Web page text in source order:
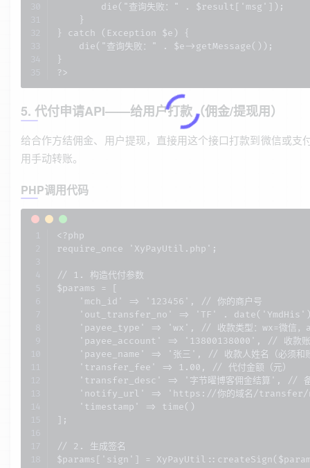
        die("查询失败：" . $result['msg']);
    }
} catch (Exception $e) {
    die("查询失败：" . $e->getMessage());
}
?>
5. 代付申请API——给用户打款（佣金/提现用）
给合作方结佣金、用户提现，直接用这个接口打款到微信或支
用手动转账。
PHP调用代码
<?php
require_once 'XyPayUtil.php';
// 1. 构造代付参数
$params = [
    'mch_id' => '123456', // 你的商户号
'out_transfer_no' => 'TF' .
'payee_type' => 'wx', // 收款类型：wx=微信，
'payee_account' => '13800138000', // 收款账
'payee_name' => '张三', // 收款人姓名（必须和账
    'transfer_fee' => 1.00, // 代付金额（元）
'transfer_desc' => '字节曜博客佣金结算', // 备
'notify_url' => 'https://你的域名/transfer/
    'timestamp' => time()
];
// 2. 生成签名
$params['sign'] =